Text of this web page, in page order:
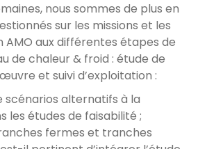
nous sommes de plus en
sur les missions et les
AMO aux différentes étapes de
de chaleur & froid : étude de
et suivi d’exploitation :
scénarios alternatifs à la
les études de faisabilité ;
fermes et tranches